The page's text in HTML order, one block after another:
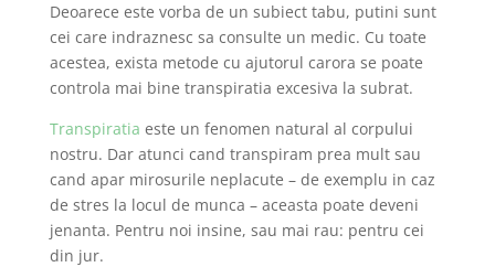
Deoarece este vorba de un subiect tabu, putini sunt
cei care indraznesc sa consulte un medic. Cu toate
acestea, exista metode cu ajutorul carora se poate
controla mai bine transpiratia excesiva la subrat.
Transpiratia este un fenomen natural al corpului
nostru. Dar atunci cand transpiram prea mult sau
cand apar mirosurile neplacute – de exemplu in caz
de stres la locul de munca – aceasta poate deveni
jenanta. Pentru noi insine, sau mai rau: pentru cei
din jur.